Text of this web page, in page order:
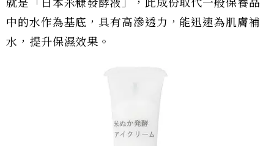
就是「日本米糠發酵液」，此成份取代一般保養品
中的水作為基底，具有高滲透力，能迅速為肌膚補
水，提升保濕效果。